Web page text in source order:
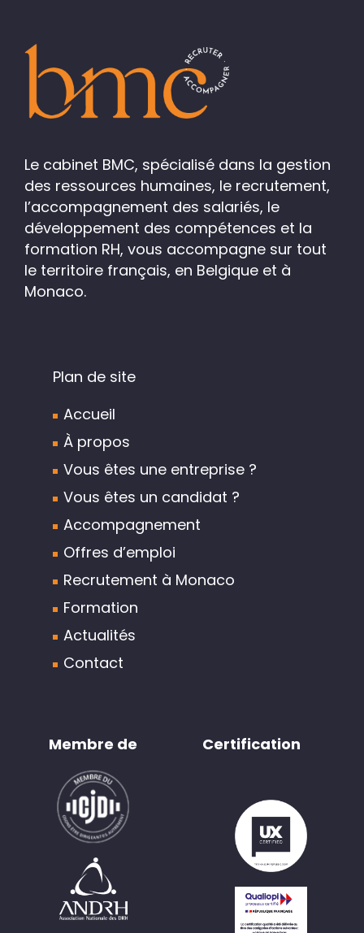
Le cabinet BMC, spécialisé dans la gestion
des ressources humaines, le recrutement,
l’accompagnement des salariés, le
développement des compétences et la
formation RH, vous accompagne sur tout
le territoire français, en Belgique et à
Monaco.
Plan de site
Accueil
À propos
Vous êtes une entreprise ?
Vous êtes un candidat ?
Accompagnement
Offres d’emploi
Recrutement à Monaco
Formation
Actualités
Contact
Membre de Certification